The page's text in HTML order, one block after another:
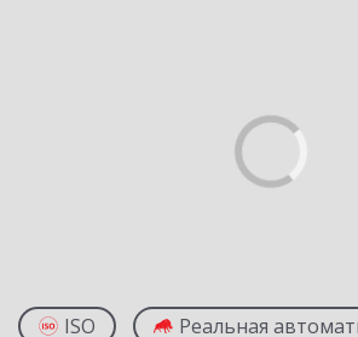
ISO Реальная